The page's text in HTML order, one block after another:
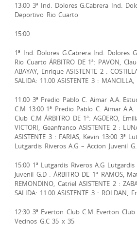
13:00 3ª Ind. Dolores G.Cabrera Ind.
Deportivo Rio Cuarto
15:00
1ª Ind. Dolores G.Cabrera Ind. Dolores
Rio Cuarto ÁRBITRO DE 1ª: PAVON,
ABAYAY, Enrique ASISTENTE 2 :
SALIDA: 11.00 ASISTENTE 3 :
11.00 3ª Predio Pablo C. Aimar A.A.
C.M 13:00 1ª Predio Pablo C. Aimar
Club C.M ÁRBITRO DE 1ª: AGÜERO,
VICTORI, Geanfranco ASISTENTE 2 :
ASISTENTE 3 : FARIAS, Kevin 13:00 3ª
Lutgardis Riveros A.G – Accion Juvenil
15:00 1ª Lutgardis Riveros A.G
Juvenil G.D . ÁRBITRO DE 1ª RAMOS,
REMONDINO, Catriel ASISTENTE 2 :
SALIDA: 11.00 ASISTENTE 3 : ROLDAN,
12:30 3ª Everton Club C.M Everton
Vecinos G.C 35 x 35